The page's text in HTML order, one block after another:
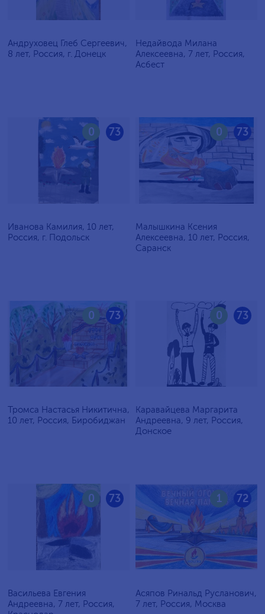
Андруховец Глеб Сергеевич,
8 лет, Россия, г. Донецк
Недайвода Милана
Алексеевна, 7 лет, Россия,
Асбест
73
0
Иванова Камилия, 10 лет,
Россия, г. Подольск
73
0
Малышкина Ксения
Алексеевна, 10 лет, Россия,
Саранск
73
0
Тромса Настасья Никитична,
10 лет, Россия, Биробиджан
73
0
Каравайцева Маргарита
Андреевна, 9 лет, Россия,
Донское
73
0
Васильева Евгения
Андреевна, 7 лет, Россия,
72
1
Асяпов Ринальд Русланович,
7 лет, Россия, Москва